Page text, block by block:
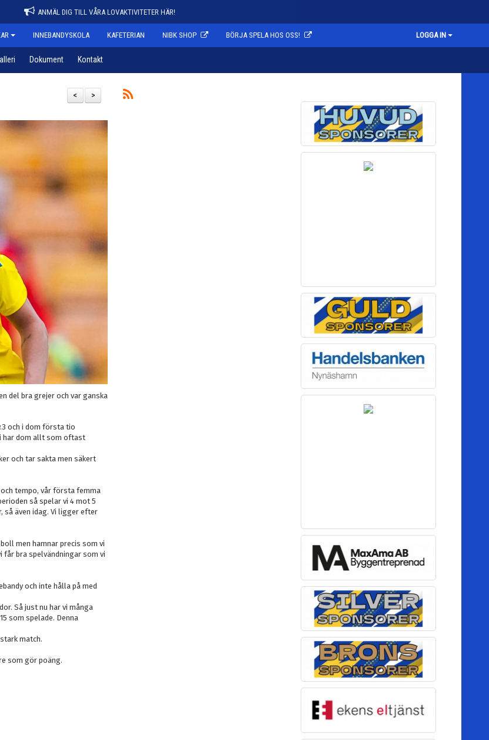
ANMÄL DIG TILL VÅRA LOVAKTIVITETER HÄR!
INNEBANDYSKOLA KAFETERIAN NIBK SHOP BÖRJA SPELA HOS OSS! LOGGA IN
Dokument Kontakt
>
<
del bra grejer och var ganska
och i dom första tio
har dom allt som oftast
och tar sakta men säkert
tempo, vår första femma
så spelar vi 4 mot 5
så även idag. Vi ligger efter
men hamnar precis som vi
får bra spelvändningar som vi
och inte hålla på med
Så just nu har vi många
som spelade. Denna
match.
som gör poäng.